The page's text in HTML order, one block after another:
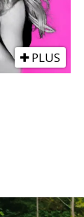
PLUS